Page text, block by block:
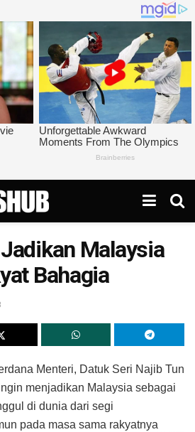
Malaysia
Bahagia
Menteri, Datuk Seri Najib Tun
menjadikan Malaysia sebagai
di dunia dari segi
pada masa sama rakyatnya